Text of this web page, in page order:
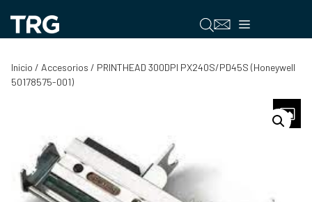
contenido
Menú
Inicio / Accesorios / PRINTHEAD 300DPI PX240S/PD45S (Honeywell
50178575-001)